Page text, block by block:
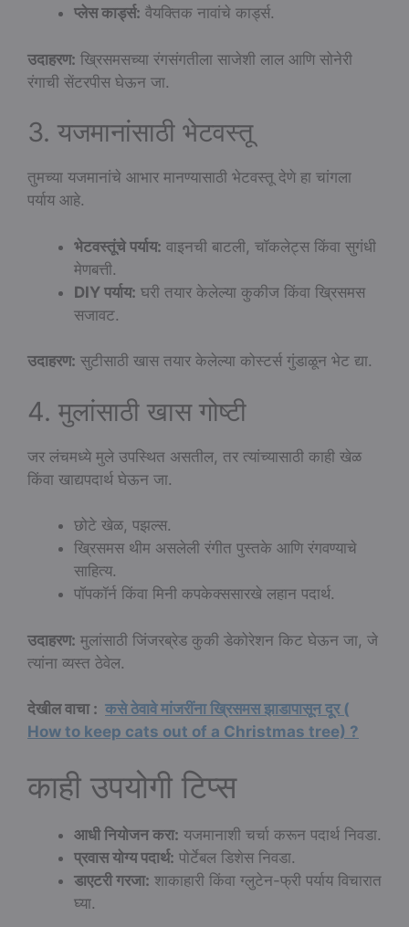
प्लेस कार्ड्स: वैयक्तिक नावांचे कार्ड्स.
उदाहरण: ख्रिसमसच्या रंगसंगतीला साजेशी लाल आणि सोनेरी
रंगाची सेंटरपीस घेऊन जा.
3. यजमानांसाठी भेटवस्तू
तुमच्या यजमानांचे आभार मानण्यासाठी भेटवस्तू देणे हा चांगला
पर्याय आहे.
भेटवस्तूंचे पर्याय: वाइनची बाटली, चॉकलेट्स किंवा सुगंधी
मेणबत्ती.
DIY पर्याय: घरी तयार केलेल्या कुकीज किंवा ख्रिसमस
सजावट.
उदाहरण: सुटीसाठी खास तयार केलेल्या कोस्टर्स गुंडाळून भेट द्या.
4. मुलांसाठी खास गोष्टी
जर लंचमध्ये मुले उपस्थित असतील, तर त्यांच्यासाठी काही खेळ
किंवा खाद्यपदार्थ घेऊन जा.
छोटे खेळ, पझल्स.
ख्रिसमस थीम असलेली रंगीत पुस्तके आणि रंगवण्याचे
साहित्य.
पॉपकॉर्न किंवा मिनी कपकेक्ससारखे लहान पदार्थ.
उदाहरण: मुलांसाठी जिंजरब्रेड कुकी डेकोरेशन किट घेऊन जा, जे
त्यांना व्यस्त ठेवेल.
देखील वाचा : कसे ठेवावे मांजरींना ख्रिसमस झाडापासून दूर (
How to keep cats out of a Christmas tree) ?
काही उपयोगी टिप्स
आधी नियोजन करा: यजमानाशी चर्चा करून पदार्थ निवडा.
प्रवास योग्य पदार्थ: पोर्टेबल डिशेस निवडा.
डाएटरी गरजा: शाकाहारी किंवा ग्लुटेन-फ्री पर्याय विचारात
घ्या.